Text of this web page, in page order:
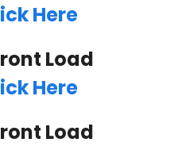
Here
Load
Here
Load